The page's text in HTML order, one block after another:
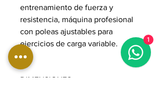
entrenamiento de fuerza y
resistencia, máquina profesional
con poleas ajustables para
ejercicios de carga variable.
DIMENSIONES:
1